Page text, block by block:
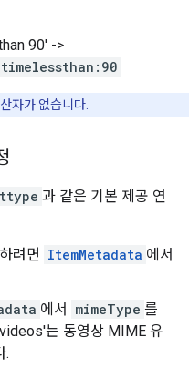
90' ->
자가 없습니다.
과 같은 기본 제공 연
려면 ItemMetadata 에서
에서 mimeType 를
는 동영상 MIME 유
.